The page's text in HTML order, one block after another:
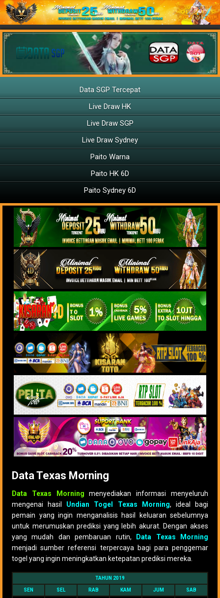
Data SGP Tercepat
Live Draw HK
Live Draw SGP
Live Draw Sydney
Paito Warna
Paito HK 6D
Paito Sydney 6D
Data Texas Morning
Data Texas Morning menyediakan informasi menyeluruh
mengenai hasil Undian Togel Texas Morning, ideal bagi
pemain yang ingin menganalisis hasil keluaran sebelumnya
untuk merumuskan prediksi yang lebih akurat. Dengan akses
yang mudah dan pembaruan rutin,
Data Texas Morning
menjadi sumber referensi terpercaya bagi para penggemar
togel yang ingin meningkatkan ketepatan prediksi mereka.
TAHUN 2019
SEN SEL RAB KAM JUM SAB